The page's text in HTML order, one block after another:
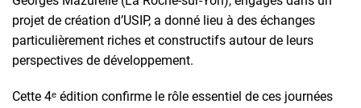
projet de création d’USIP, a donné lieu à des échanges
particulièrement riches et constructifs autour de leurs
perspectives de développement.
Cette 4ᵉ édition confirme le rôle essentiel de ces journées